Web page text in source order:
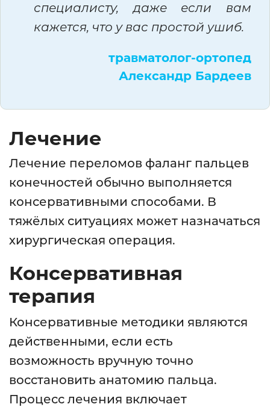
специалисту, даже если вам
кажется, что у вас простой ушиб.
травматолог-ортопед
Александр Бардеев
Лечение
Лечение переломов фаланг пальцев
конечностей обычно выполняется
консервативными способами. В
тяжёлых ситуациях может назначаться
хирургическая операция.
Консервативная
терапия
Консервативные методики являются
действенными, если есть
возможность вручную точно
восстановить анатомию пальца.
Процесс лечения включает